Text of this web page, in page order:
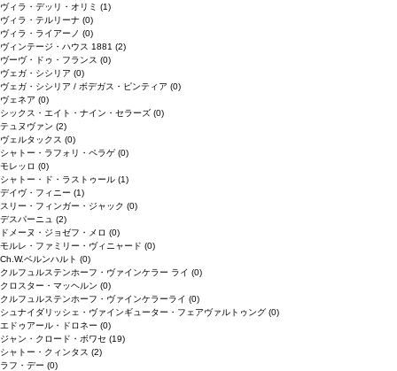
ヴィラ・デッリ・オリミ (1)
ヴィラ・テルリーナ (0)
ヴィラ・ライアーノ (0)
ヴィンテージ・ハウス 1881 (2)
ヴーヴ・ドゥ・フランス (0)
ヴェガ・シシリア (0)
ヴェガ・シシリア / ボデガス・ピンティア (0)
ヴェネア (0)
シックス・エイト・ナイン・セラーズ (0)
テュヌヴァン (2)
ヴェルタックス (0)
シャトー・ラフォリ・ペラゲ (0)
モレッロ (0)
シャトー・ド・ラストゥール (1)
デイヴ・フィニー (1)
スリー・フィンガー・ジャック (0)
デスパーニュ (2)
ドメーヌ・ジョゼフ・メロ (0)
モルレ・ファミリー・ヴィニャード (0)
Ch.W.ベルンハルト (0)
クルフュルステンホーフ・ヴァインケラー ライ (0)
クロスター・マッヘルン (0)
クルフュルステンホーフ・ヴァインケラーライ (0)
シュナイダリッシェ・ヴァインギューター・フェアヴァルトゥング (0)
エドゥアール・ドロネー (0)
ジャン・クロード・ボワセ (19)
シャトー・クィンタス (2)
ラフ・デー (0)